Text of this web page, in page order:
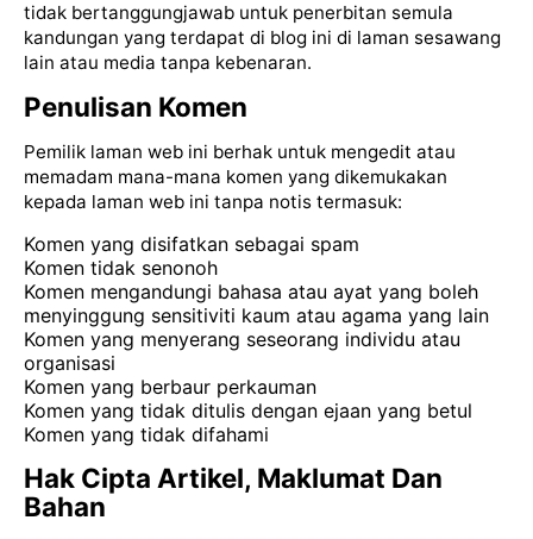
tidak bertanggungjawab untuk penerbitan semula
kandungan yang terdapat di blog ini di laman sesawang
lain atau media tanpa kebenaran.
Penulisan Komen
Pemilik laman web ini berhak untuk mengedit atau
memadam mana-mana komen yang dikemukakan
kepada laman web ini tanpa notis termasuk:
Komen yang disifatkan sebagai spam
Komen tidak senonoh
Komen mengandungi bahasa atau ayat yang boleh
menyinggung sensitiviti kaum atau agama yang lain
Komen yang menyerang seseorang individu atau
organisasi
Komen yang berbaur perkauman
Komen yang tidak ditulis dengan ejaan yang betul
Komen yang tidak difahami
Hak Cipta Artikel, Maklumat Dan
Bahan